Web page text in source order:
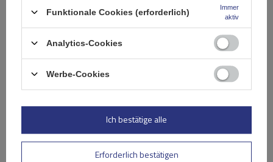
Bewertungen (0)
Ihre Bewertung schreiben
Ihre Note:
5/5
Funktionale Cookies (erforderlich)
Immer
aktiv
Analytics-Cookies
Werbe-Cookies
Erforderlich bestätigen
Ich bestätige alle